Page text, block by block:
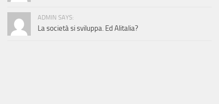
ADMIN SAYS:
La società si sviluppa. Ed Alitalia?